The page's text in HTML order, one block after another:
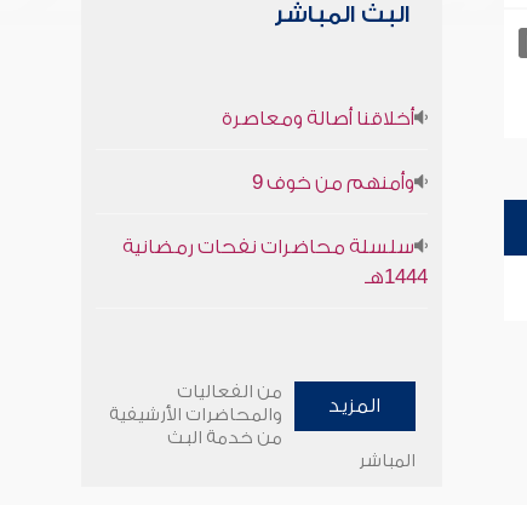
البث المباشر
أخلاقنا أصالة ومعاصرة
وأمنهم من خوف 9
سلسلة محاضرات نفحات رمضانية
1444هـ
المزيد
من الفعاليات
والمحاضرات الأرشيفية
من خدمة البث
المباشر